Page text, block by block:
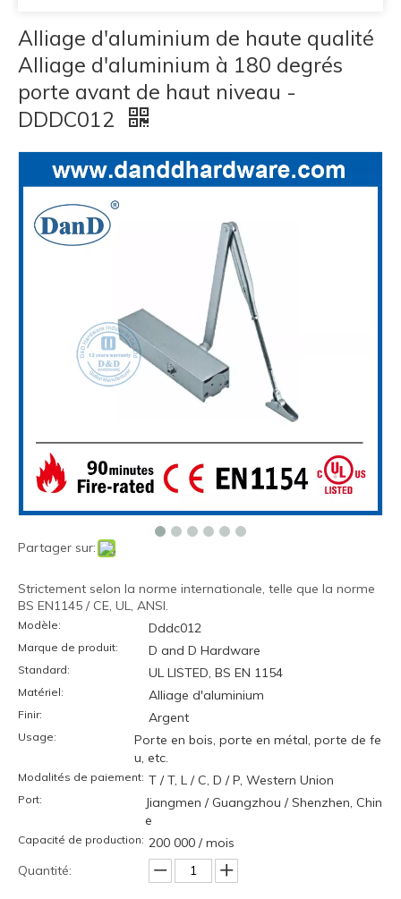
Alliage d'aluminium de haute qualité
Alliage d'aluminium à 180 degrés
porte avant de haut niveau -
DDDC012
Partager sur:
Strictement selon la norme internationale, telle que la norme
BS EN1145 / CE, UL, ANSI.
Modèle: Dddc012
Marque de produit: D and D Hardware
Standard: UL LISTED, BS EN 1154
Matériel: Alliage d'aluminium
Finir: Argent
Usage:
Porte en bois, porte en métal, porte de fe
u, etc.
Modalités de paiement: T / T, L / C, D / P, Western Union
Port:
Jiangmen / Guangzhou / Shenzhen, Chin
e
Capacité de production: 200 000 / mois
Quantité: